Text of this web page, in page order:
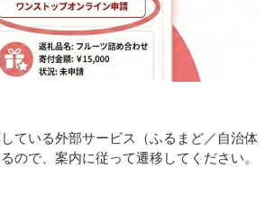
ている外部サービス（ふるまど／自治体
ので、案内に従って遷移してください。